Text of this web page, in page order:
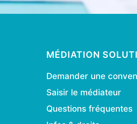
MÉDIATION
Demander une
Saisir le médiateur
Questions fréquentes